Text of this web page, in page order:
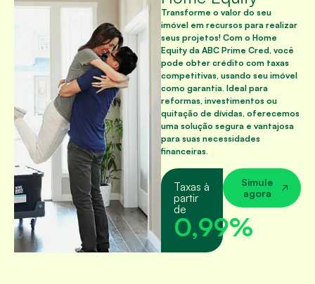
Transforme o valor do seu
imóvel em recursos para realizar
seus projetos! Com o Home
Equity da ABC Prime Cred, você
pode obter crédito com taxas
competitivas, usando seu imóvel
como garantia. Ideal para
reformas, investimentos ou
quitação de dívidas, oferecemos
uma solução segura e vantajosa
para suas necessidades
financeiras.
Taxas à
partir
de
0,99%
Simule
agora